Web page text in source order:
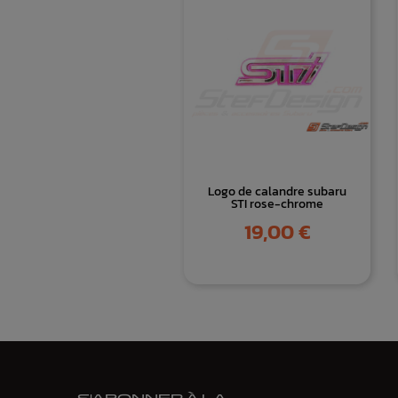
Logo de calandre subaru
STI rose-chrome
Prix
19,00 €